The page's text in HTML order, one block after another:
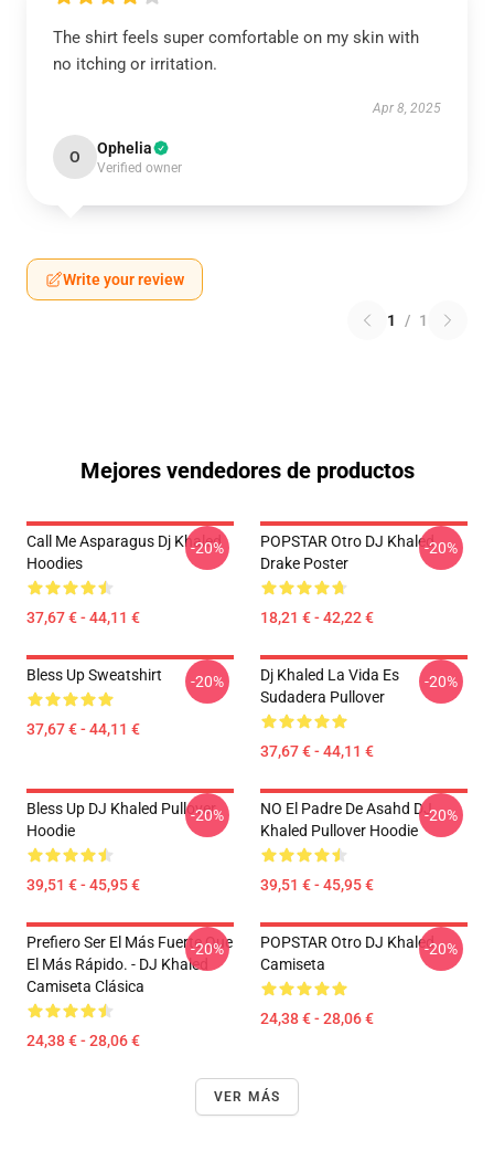
The shirt feels super comfortable on my skin with
no itching or irritation.
Apr 8, 2025
O Ophelia
Verified owner
Write your review
1 / 1
Mejores vendedores de productos
Call Me Asparagus Dj Khaled
Hoodies
37,67 € - 44,11 €
-20%
POPSTAR Otro DJ Khaled
Drake Poster
18,21 € - 42,22 €
-20%
Bless Up Sweatshirt
37,67 € - 44,11 €
-20%
Dj Khaled La Vida Es
Sudadera Pullover
37,67 € - 44,11 €
-20%
Bless Up DJ Khaled Pullover
Hoodie
39,51 € - 45,95 €
-20%
NO El Padre De Asahd DJ
Khaled Pullover Hoodie
39,51 € - 45,95 €
-20%
Prefiero Ser El Más Fuerte Que
El Más Rápido. - DJ Khaled
Camiseta Clásica
24,38 € - 28,06 €
-20%
POPSTAR Otro DJ Khaled
Camiseta
24,38 € - 28,06 €
-20%
VER MÁS